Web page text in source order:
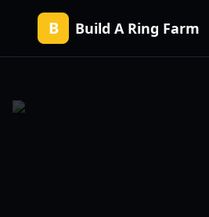
B Build A Ring Farm